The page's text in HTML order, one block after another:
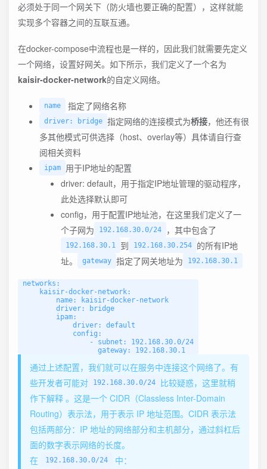
必须处于同一个网关下（防火墙也要正确的配置），这样就能
实现多个容器之间的互联互通。
在docker-compose中流程也是一样的，因此我们就需要先定义
一个网络，设置好网关。如下所示，我们定义了一个名为
kaisir-docker-network的自定义网络。
name 指定了网络名称
driver: bridge 指定网络的连接模式为桥接，他还有很
多其他模式可供选择（host、overlay等）具体请自行查
阅相关资料
ipam
用于IP地址的配置
driver: default，用于指定IP地址管理的驱动程序，
此处选择默认即可
config，用于配置IP地址池，在这里我们定义了一
个子网为
192.168.30.0/24 ，其中包含了
192.168.30.1 到 192.168.30.254
的所有IP地
址。
gateway 指定了网关地址为 192.168.30.1
networks:
    kaisir-docker-network:
        name: kaisir-docker-network
        driver: bridge
        ipam:
            driver: default
            config:
                - subnet: 192.168.30.0/24
通过上述配置，我们就可以在服务中连接这个网络了。有
些开发者可能对
192.168.30.0/24
比较疑惑，这里就稍
作下解释 。这是一个 CIDR（Classless Inter-Domain
Routing）表示法，用于表示 IP 地址范围。CIDR 表示法
包括两部分：IP 地址的网络部分和主机部分，通过斜杠后
面的数字表示网络的长度。
在
192.168.30.0/24 中：